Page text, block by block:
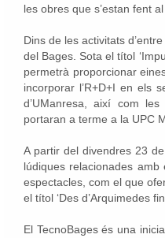
les obres que s’estan fent
Dins de les activitats
del Bages. Sota el títol
permetrà proporcionar
incorporar l’R+D+I en els
d’UManresa, així com
portaran a terme a la UPC
A partir del divendres 23
lúdiques relacionades
espectacles, com el que
el títol ‘Des d’Arquimedes
El TecnoBages és una